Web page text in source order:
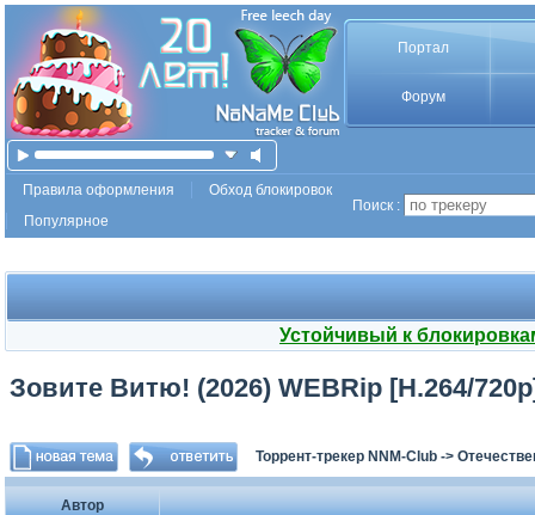
Портал
Форум
Правила оформления
Обход блокировок
Популярное
Поиск :
Устойчивый к
Зовите Витю! (2026) WEBRip [H.264/
Торрент-трекер NNM-Club ->
Автор